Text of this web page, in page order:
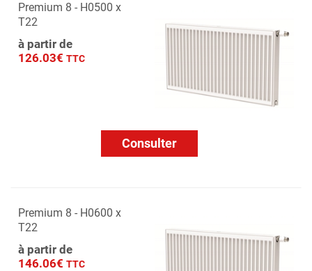
Premium 8 - H0500 x
T22
à partir de
126.03€ TTC
Consulter
Premium 8 - H0600 x
T22
à partir de
146.06€ TTC